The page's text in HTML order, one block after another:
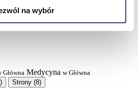
na wybór
Główna Medycyna w Główna
Strony (8)